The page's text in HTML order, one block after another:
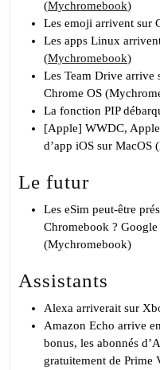
(Mychromebook)
Les emoji arrivent sur
Les apps Linux
(Mychromebook)
Les Team Drive arrive
Chrome OS
La fonction PIP
[Apple] WWDC,
d’app iOS sur MacOS
Le futur
Les eSim peut-être
Chromebook ?
(Mychromebook)
Assistants
Alexa arriverait sur
Amazon Echo arrive
bonus, les abonnés
gratuitement de Prime